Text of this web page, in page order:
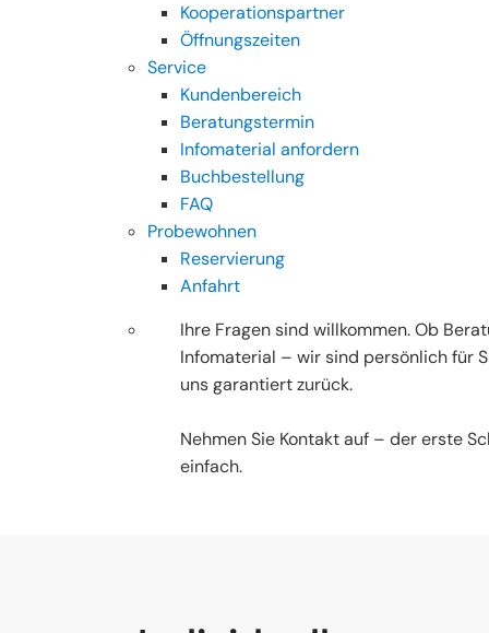
Kooperationspartner
Öffnungszeiten
Service
Kundenbereich
Beratungstermin
Infomaterial anfordern
Buchbestellung
FAQ
Probewohnen
Reservierung
Anfahrt
Ihre Fragen sind willkommen. Ob
Infomaterial – wir sind persönlich für
uns garantiert zurück.
Nehmen Sie Kontakt auf – der erste
einfach.